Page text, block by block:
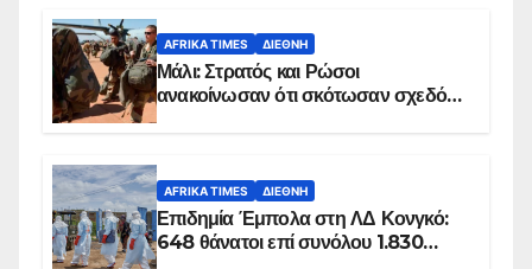
AFRIKA TIMES ΔΙΕΘΝΉ
Μάλι: Στρατός και Ρώσοι
ανακοίνωσαν ότι σκότωσαν σχεδόν
AFRIKA TIMES ΔΙΕΘΝΉ
Επιδημία Έμπολα στη ΛΔ Κονγκό:
648 θάνατοι επί συνόλου 1.830